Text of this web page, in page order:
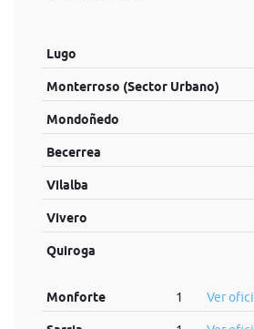
Lugo
Monterroso (Sector Urbano)
Mondoñedo
Becerrea
Vilalba
Vivero
Quiroga
Monforte 1 Ver